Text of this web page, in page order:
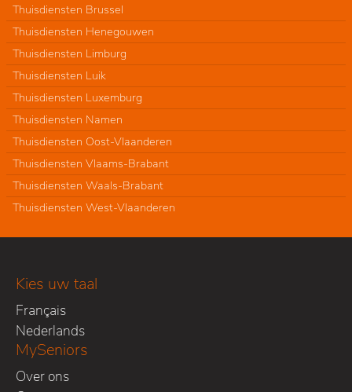
Thuisdiensten Brussel
Thuisdiensten Henegouwen
Thuisdiensten Limburg
Thuisdiensten Luik
Thuisdiensten Luxemburg
Thuisdiensten Namen
Thuisdiensten Oost-Vlaanderen
Thuisdiensten Vlaams-Brabant
Thuisdiensten Waals-Brabant
Thuisdiensten West-Vlaanderen
Kies uw taal
Français
Nederlands
MySeniors
Over ons